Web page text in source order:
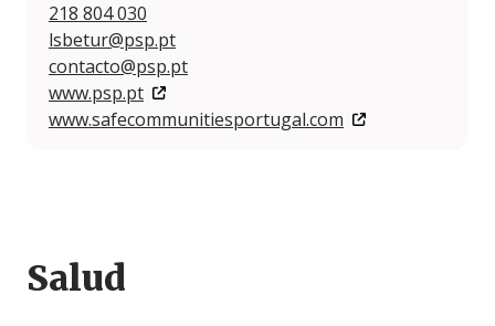
218 804 030
lsbetur@psp.pt
contacto@psp.pt
www.psp.pt
www.safecommunitiesportugal.com
Salud